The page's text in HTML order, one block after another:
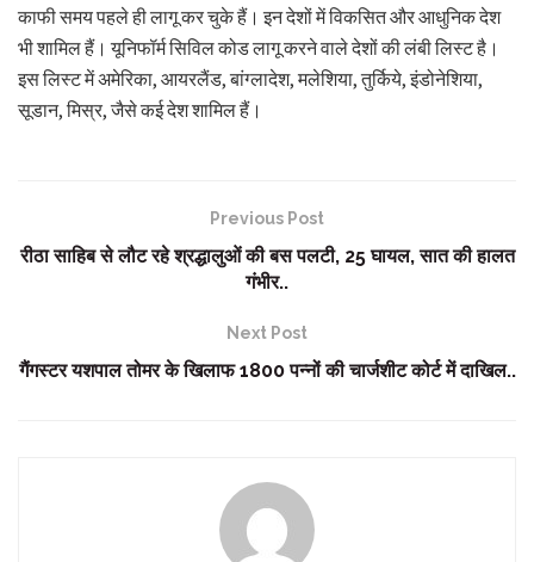
काफी समय पहले ही लागू कर चुके हैं। इन देशों में विकसित और आधुनिक देश
भी शामिल हैं। यूनिफॉर्म सिविल कोड लागू करने वाले देशों की लंबी लिस्ट है।
इस लिस्ट में अमेरिका, आयरलैंड, बांग्लादेश, मलेशिया, तुर्किये, इंडोनेशिया,
सूडान, मिस्र, जैसे कई देश शामिल हैं।
Previous Post
रीठा साहिब से लौट रहे श्रद्धालुओं की बस पलटी, 25 घायल, सात की हालत
गंभीर..
Next Post
गैंगस्टर यशपाल तोमर के खिलाफ 1800 पन्नों की चार्जशीट कोर्ट में दाखिल..